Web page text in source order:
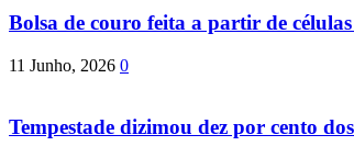
Bolsa de couro feita a partir de
11 Junho, 2026 0
Tempestade dizimou dez por cento